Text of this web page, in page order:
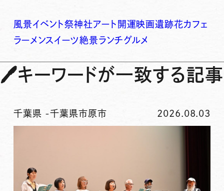
風景イベント祭神社アート 開運映画遺跡花カフェ
ラーメンスイーツ絶景ランチグルメ
🖊キーワードが一致する記事
千葉県 -千葉県市原市 2026.08.03